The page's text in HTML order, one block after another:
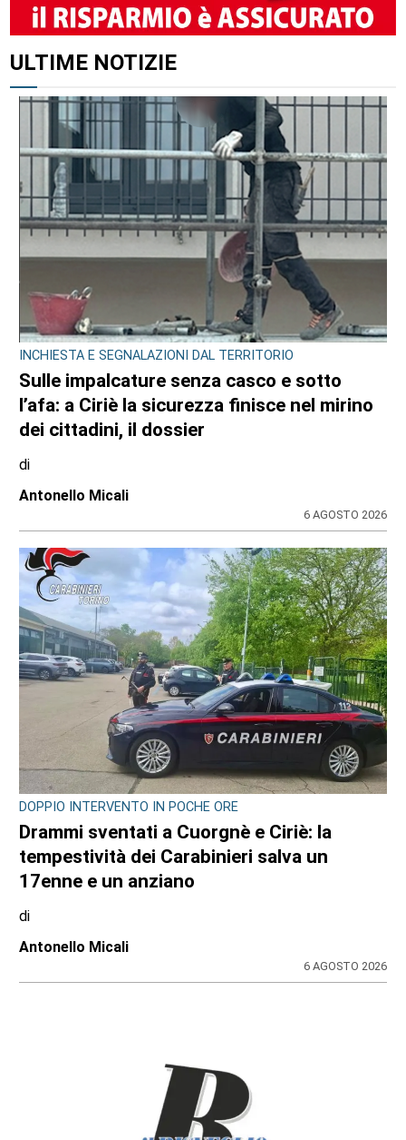
ALTRI ARTICOLI DI QUESTO AUTORE
SPORT
Addio a Gabriele Araudo, storica colonna
dell’Ardor San Francesco
SPORT
Movimento & Natura: trionfo alla World
Rafting Cup in Kenya
di
Stefano Tubia